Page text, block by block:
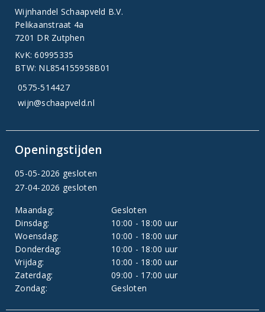
Wijnhandel Schaapveld B.V.
Pelikaanstraat 4a
7201 DR Zutphen
KvK: 60995335
BTW: NL854155958B01
0575-514427
wijn@schaapveld.nl
Openingstijden
05-05-2026 gesloten
27-04-2026 gesloten
Maandag:
Gesloten
Dinsdag:
10:00 - 18:00 uur
Woensdag:
10:00 - 18:00 uur
Donderdag:
10:00 - 18:00 uur
Vrijdag:
10:00 - 18:00 uur
Zaterdag:
09:00 - 17:00 uur
Zondag:
Gesloten